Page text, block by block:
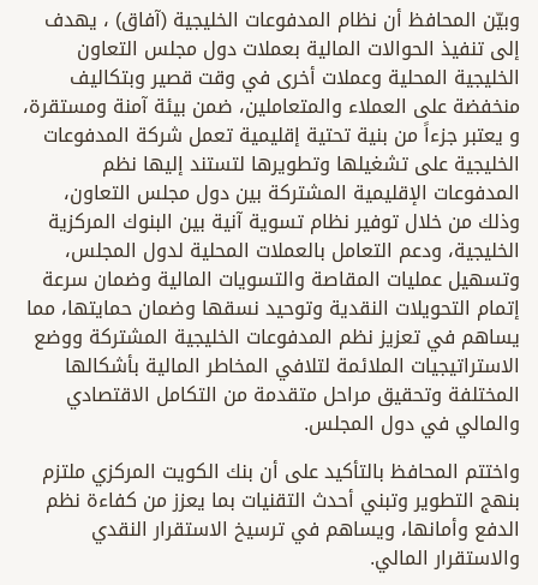
وبيّن المحافظ أن نظام المدفوعات الخليجية (آفاق) ، يهدف
إلى تنفيذ الحوالات المالية بعملات دول مجلس التعاون
الخليجية المحلية وعملات أخرى في وقت قصير وبتكاليف
منخفضة على العملاء والمتعاملين، ضمن بيئة آمنة ومستقرة،
و يعتبر جزءاً من بنية تحتية إقليمية تعمل شركة المدفوعات
الخليجية على تشغيلها وتطويرها لتستند إليها نظم
المدفوعات الإقليمية المشتركة بين دول مجلس التعاون،
وذلك من خلال توفير نظام تسوية آنية بين البنوك المركزية
الخليجية، ودعم التعامل بالعملات المحلية لدول المجلس،
وتسهيل عمليات المقاصة والتسويات المالية وضمان سرعة
إتمام التحويلات النقدية وتوحيد نسقها وضمان حمايتها، مما
يساهم في تعزيز نظم المدفوعات الخليجية المشتركة ووضع
الاستراتيجيات الملائمة لتلافي المخاطر المالية بأشكالها
المختلفة وتحقيق مراحل متقدمة من التكامل الاقتصادي
والمالي في دول المجلس.
واختتم المحافظ بالتأكيد على أن بنك الكويت المركزي ملتزم
بنهج التطوير وتبني أحدث التقنيات بما يعزز من كفاءة نظم
الدفع وأمانها، ويساهم في ترسيخ الاستقرار النقدي
والاستقرار المالي.